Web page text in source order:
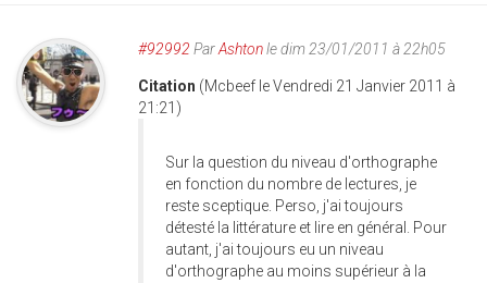
#92992 ParAshtonle dim 23/01/2011 à 22h05
Citation (Mcbeef le Vendredi 21 Janvier 2011 à
21:21)
Sur la question du niveau d'orthographe
en fonction du nombre de lectures, je
reste sceptique. Perso, j'ai toujours
détesté la littérature et lire en général. Pour
autant, j'ai toujours eu un niveau
d'orthographe au moins supérieur à la